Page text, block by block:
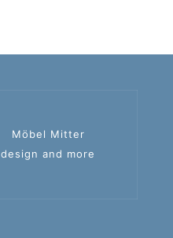
Möbel Mitter
design and more